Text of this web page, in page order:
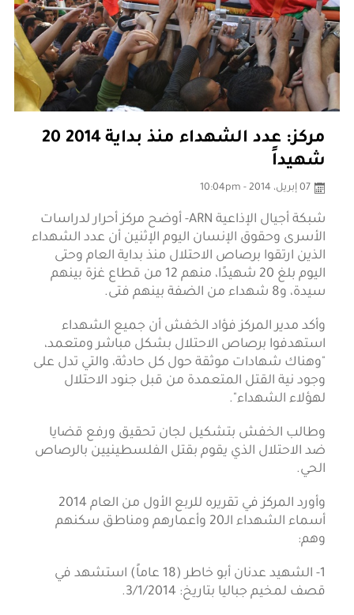
مركز: عدد الشهداء منذ بداية 2014 20
شهيداً
07 إبريل، 2014 - 10:04pm
شبكة أجيال الإذاعية ARN- أوضح مركز أحرار لدراسات
الأسرى وحقوق الإنسان اليوم الإثنين أن عدد الشهداء
الذين ارتقوا برصاص الاحتلال منذ بداية العام وحتى
اليوم بلغ 20 شهيدًا، منهم 12 من قطاع غزة بينهم
سيدة، و8 شهداء من الضفة بينهم فتى.
وأكد مدير المركز فؤاد الخفش أن جميع الشهداء
استهدفوا برصاص الاحتلال بشكل مباشر ومتعمد،
"وهناك شهادات موثقة حول كل حادثة، والتي تدل على
وجود نية القتل المتعمدة من قبل جنود الاحتلال
لهؤلاء الشهداء".
وطالب الخفش بتشكيل لجان تحقيق ورفع قضايا
ضد الاحتلال الذي يقوم بقتل الفلسطينيين بالرصاص
الحي.
وأورد المركز في تقريره للربع الأول من العام 2014
أسماء الشهداء الـ20 وأعمارهم ومناطق سكنهم
وهم:
1- الشهيد عدنان أبو خاطر (18 عاماً) استشهد في
قصف لمخيم جباليا بتاريخ: 3/1/2014.